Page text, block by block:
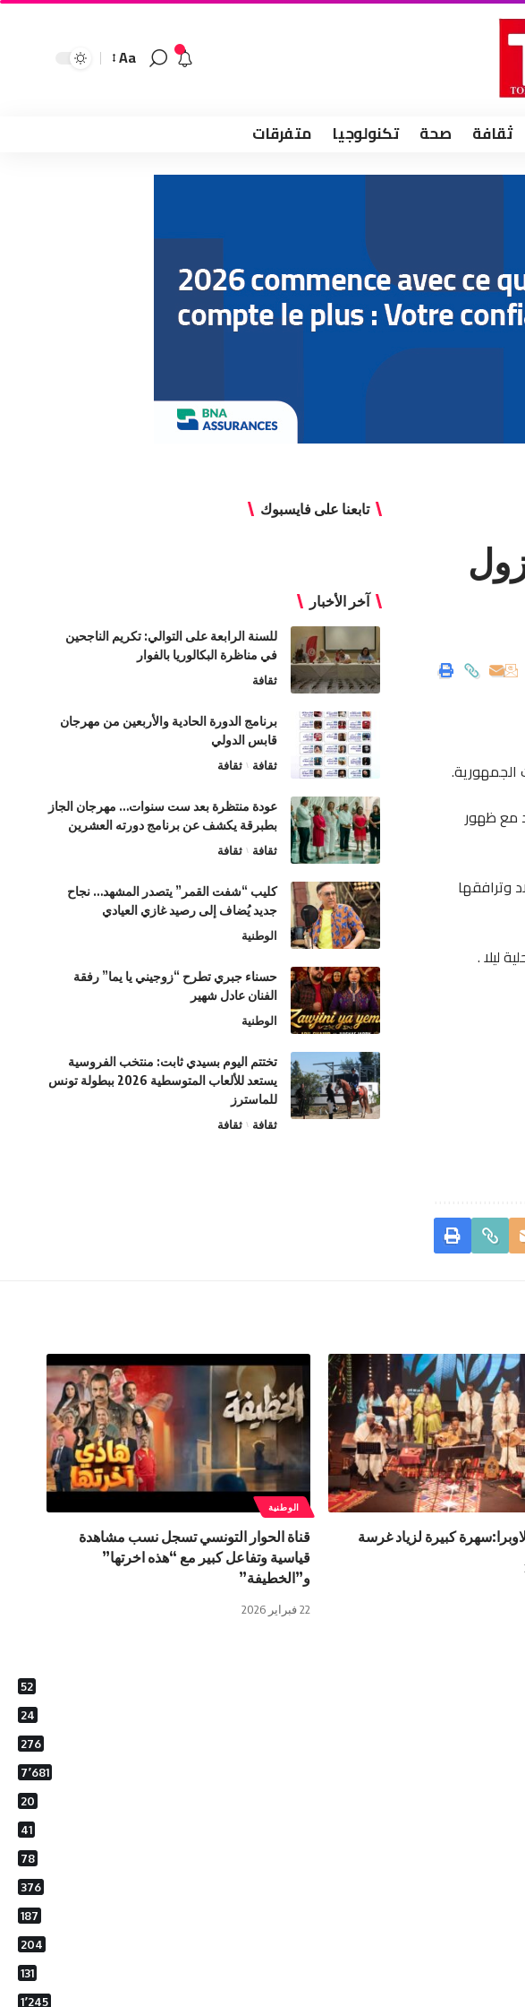
Aa
ثقافة صحة تكنولوجيا متفرقات
مع نزول
الساحلية وتكون بين 38 و43 داخل البلاد مع ظهور
وترافقها
تابعنا على فايسبوك
آخر الأخبار
للسنة الرابعة على التوالي: تكريم الناجحين
في مناظرة البكالوريا بالفوار
ثقافة
برنامج الدورة الحادية والأربعين من مهرجان
قابس الدولي
ثقافة ثقافة
عودة منتظرة بعد ست سنوات… مهرجان الجاز
بطبرقة يكشف عن برنامج دورته العشرين
ثقافة ثقافة
كليب “شفت القمر” يتصدر المشهد… نجاح
جديد يُضاف إلى رصيد غازي العيادي
الوطنية
حسناء جبري تطرح “زوجيني يا يما” رفقة
الفنان عادل شهير
الوطنية
تختتم اليوم بسيدي ثابت: منتخب الفروسية
يستعد للألعاب المتوسطية 2026 ببطولة تونس
للماسترز
ثقافة ثقافة
كبيرة لزياد غرسة
الوطنية
قناة الحوار التونسي تسجل نسب مشاهدة
قياسية وتفاعل كبير مع “هذه اخرتها”
و”الخطيفة”
22 فبراير 2026
52
24
276
7٬681
20
41
78
376
187
204
131
1٬245